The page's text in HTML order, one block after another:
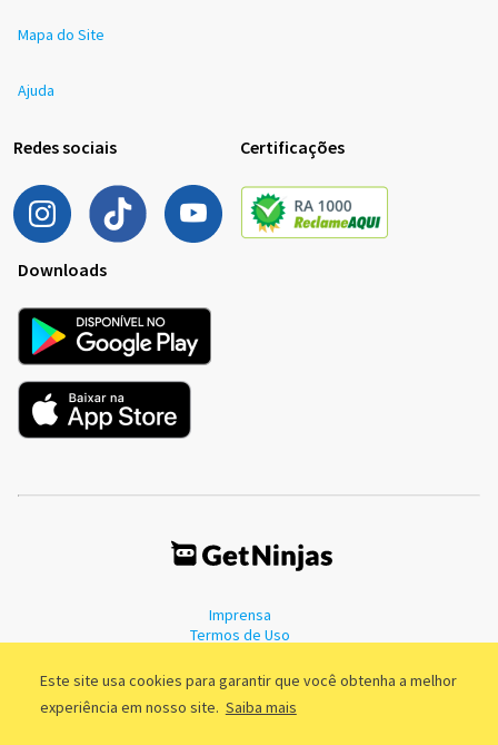
Este site usa cookies para garantir que você obtenha a melhor
experiência em nosso site. Saiba mais
Mapa do Site
Ajuda
Redes sociais Certificações
Downloads
Imprensa
Termos de Uso